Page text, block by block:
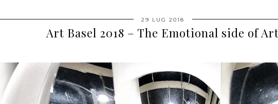
29 LUG 2018
Art Basel 2018 – The Emotional side of